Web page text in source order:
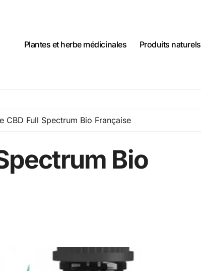
Plantes et herbe médicinales
Produits naturels
CBD Full Spectrum Bio Française
Bio